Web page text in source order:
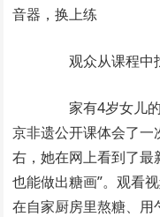
音器，换上练
观众从课程中
家有4岁女儿的
京非遗公开课体会了
右，她在网上看到了最
也能做出糖画”。观看
在自家厨房里熬糖、